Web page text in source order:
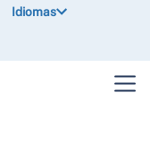
Idiomas